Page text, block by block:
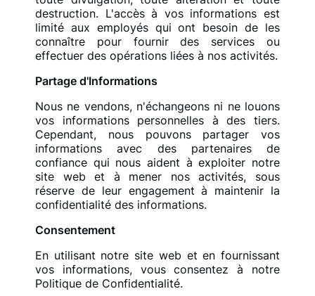
destruction. L'accès à vos informations est
limité aux employés qui ont besoin de les
connaître pour fournir des services ou
effectuer des opérations liées à nos activités.
Partage d'Informations
Nous ne vendons, n'échangeons ni ne louons
vos informations personnelles à des tiers.
Cependant, nous pouvons partager vos
informations avec des partenaires de
confiance qui nous aident à exploiter notre
site web et à mener nos activités, sous
réserve de leur engagement à maintenir la
confidentialité des informations.
Consentement
En utilisant notre site web et en fournissant
vos informations, vous consentez à notre
Politique de Confidentialité.